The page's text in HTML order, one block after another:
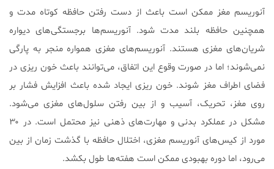
آنوریسم مغز ممکن است باعث از دست رفتن حافظه کوتاه مدت و
همچنین حافظه بلند مدت شود. آنوریسم‌ها برجستگی‌های دیواره
شریان‌های مغزی هستند. آنوریسم‌های مغزی همواره منجر به پارگی
نمی‌شوند؛ اما در صورت وقوع این اتفاق، می‌توانند باعث خون ریزی در
فضای اطراف مغز شوند. خون ریزی ایجاد شده باعث افزایش فشار بر
روی مغز، تحریک، آسیب و از بین رفتن سلول‌های مغزی می‌شود.
مشکل در عملکرد بدنی و مهارت‌های ذهنی نیز محتمل است. در ۳۰
مورد از کیس‌های آنوریسم مغزی، اختلال حافظه با گذشت زمان از بین
می‌رود، اما دوره بهبودی ممکن است هفته‌ها طول بکشد.